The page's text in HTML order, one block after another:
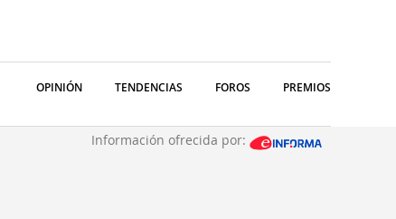
OPINIÓN TENDENCIAS FOROS PREMIOS
Información ofrecida por: